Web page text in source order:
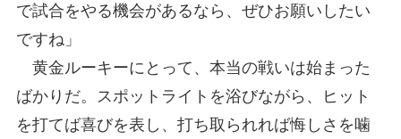
で試合をやる機会があるなら、ぜひお願いしたい
ですね」
黄金ルーキーにとって、本当の戦いは始まった
ばかりだ。スポットライトを浴びながら、ヒット
を打てば喜びを表し、打ち取られれば悔しさを噛